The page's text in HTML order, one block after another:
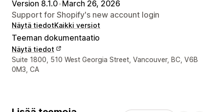
Version 8.1.0•March 26, 2026
Support for Shopify's new account login
Näytä tiedotKaikki versiot
Teeman dokumentaatio
Näytä tiedot
Suunnittelijan yhteystiedot
Suite 1800, 510 West Georgia Street, Vancouver, BC, V6B
0M3, CA